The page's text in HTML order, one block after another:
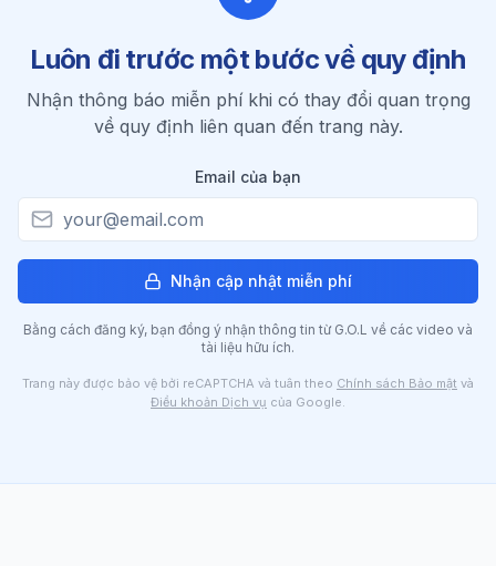
sớm 48 giờ trước deadline để có buffer xử lý
lỗi nếu có.
Luôn đi trước một bước về quy định
Nhận thông báo miễn phí khi có thay đổi quan trọng
về quy định liên quan đến trang này.
Email của bạn
Nhận cập nhật miễn phí
Bằng cách đăng ký, bạn đồng ý nhận thông tin từ G.O.L về các video và
tài liệu hữu ích.
Trang này được bảo vệ bởi reCAPTCHA và tuân theo Chính sách Bảo mật và
Điều khoản Dịch vụ của Google.